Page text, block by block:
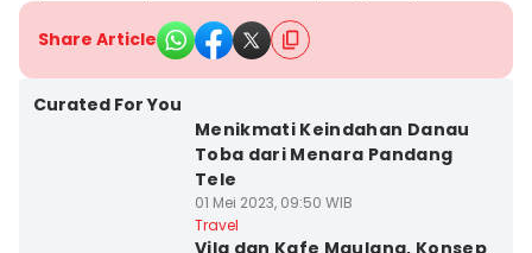
Share Article
Curated For You
Menikmati Keindahan Danau
Toba dari Menara Pandang
Tele
01 Mei 2023, 09:50 WIB
Travel
Vila dan Kafe Maulana, Konsep